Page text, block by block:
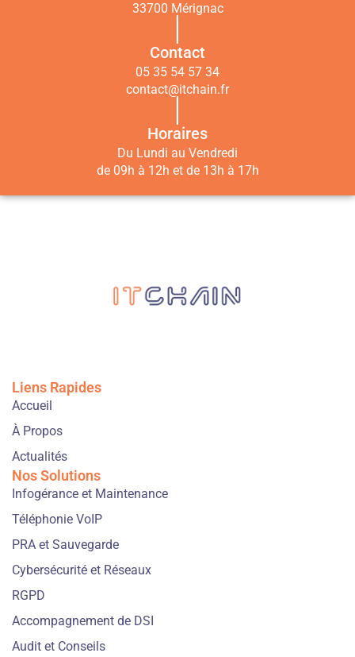
33700 Mérignac
Contact
05 35 54 57 34
contact@itchain.fr
Horaires
Du Lundi au Vendredi
de 09h à 12h et de 13h à 17h
Liens Rapides
Accueil
À Propos
Actualités
Nos Solutions
Infogérance et Maintenance
Téléphonie VoIP
PRA et Sauvegarde
Cybersécurité et Réseaux
RGPD
Accompagnement de DSI
Audit et Conseils